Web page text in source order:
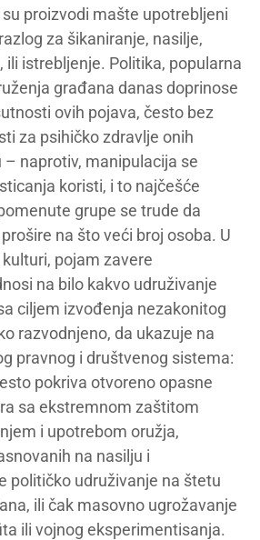
proizvodi mašte upotrebljeni
za šikaniranje, nasilje,
ili istrebljenje. Politika, popularna
građana danas doprinose
ovih pojava, često bez
za psihičko zdravlje onih
naprotiv, manipulacija se
koristi, i to najčešće
grupe se trude da
na što veći broj osoba. U
pojam zavere
na bilo kakvo udruživanje
ciljem izvođenja nezakonitog
razvodnjeno, da ukazuje na
pravnog i društvenog sistema:
pokriva otvoreno opasne
sa ekstremnom zaštitom
i upotrebom oružja,
na nasilju i
političko udruživanje na štetu
ili čak masovno ugrožavanje
ili vojnog eksperimentisanja.